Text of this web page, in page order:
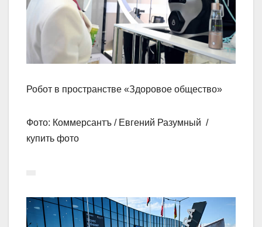
Робот в пространстве «Здоровое общество»
Фото: Коммерсантъ / Евгений Разумный /
купить фото